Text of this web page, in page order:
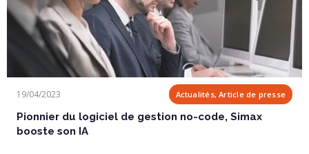
Pionnier du logiciel de gestion no-code, Simax...
19/04/2023 Actualités, Article de presse
Pionnier du logiciel de gestion no-code, Simax
booste son IA